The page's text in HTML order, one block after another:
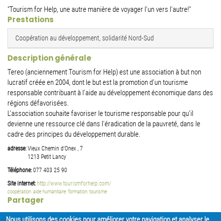
"Tourism for Help, une autre manière de voyager l'un vers l'autre!"
Prestations
Coopération au développement, solidarité Nord-Sud
Description générale
Tereo (anciennement Tourism for Help) est une association à but non
lucratif créée en 2004, dont le but est la promotion d’un tourisme
responsable contribuant à l’aide au développement économique dans des
régions défavorisées.
L’association souhaite favoriser le tourisme responsable pour qu’il
devienne une ressource clé dans l’éradication de la pauvreté, dans le
cadre des principes du développement durable.
adresse:Vieux Chemin d'Onex , 7
1213 Petit Lancy
Téléphone:077 403 25 90
Site internet: http://www.tourismforhelp.com/
coopération aide humanitaire formation tourisme
Partager